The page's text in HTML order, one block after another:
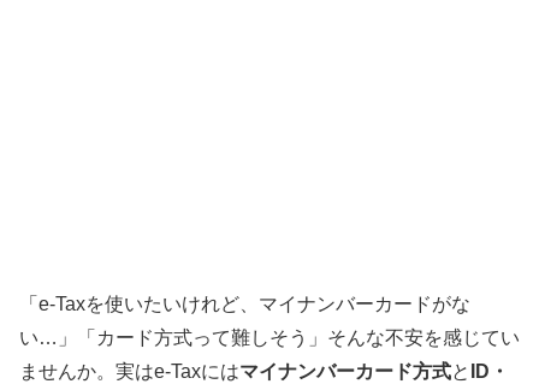
「e-Taxを使いたいけれど、マイナンバーカードがな
い…」「カード方式って難しそう」そんな不安を感じてい
ませんか。実はe-Taxにはマイナンバーカード方式と ID・